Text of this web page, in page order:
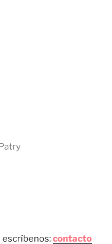
escríbenos:contacto